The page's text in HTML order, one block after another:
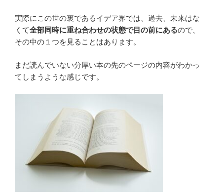
実際にこの世の裏であるイデア界では、過去、未来はな
くて全部同時に重ね合わせの状態で目の前にあるので、
その中の１つを見ることはあります。
まだ読んでいない分厚い本の先のページの内容がわかっ
てしまうような感じです。